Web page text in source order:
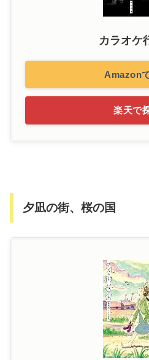
カラオケ
Amazon
楽天で
夕凪の街、桜の国